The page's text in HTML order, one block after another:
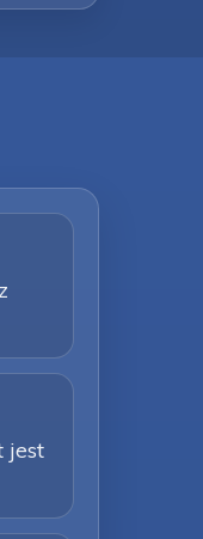
jest